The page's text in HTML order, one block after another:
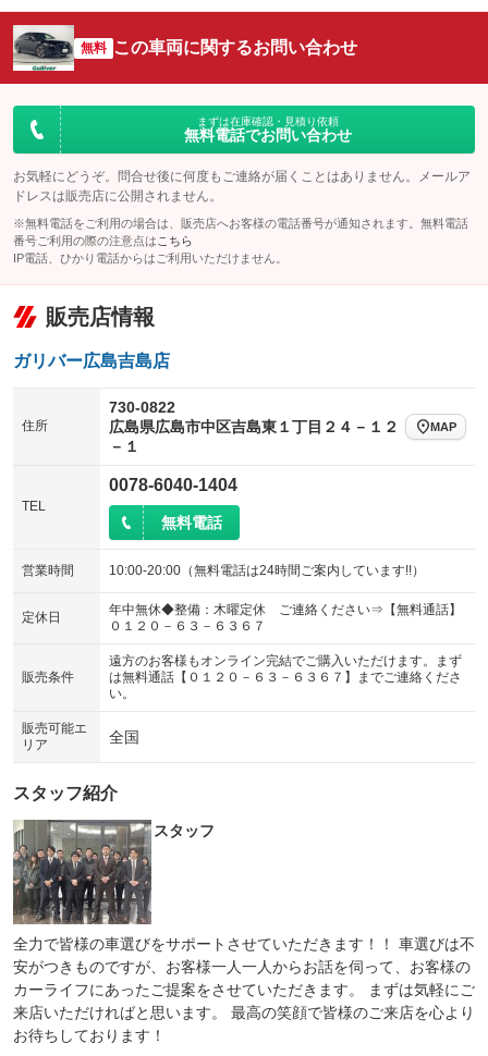
シートエアコン
：装備あり 全周囲カメラ
：装備あり
サイドカメラ
：装備あり ルーフレール
：装備なし
エアサスペンション ヘッドライトウォッシャー
無料 この車両に関するお問い合わせ
まずは在庫確認・見積り依頼
無料電話でお問い合わせ
お気軽にどうぞ。問合せ後に何度もご連絡が届くことはありません。メールア
ドレスは販売店に公開されません。
※無料電話をご利用の場合は、販売店へお客様の電話番号が通知されます。無料電話
番号ご利用の際の注意点は こちら
IP電話、ひかり電話からはご利用いただけません。
販売店情報
ガリバー広島吉島店
住所
730-0822
広島県広島市中区吉島東１丁目２４－１２
－１
MAP
TEL
0078-6040-1404
無料電話
営業時間 10:00-20:00（無料電話は24時間ご案内しています!!）
定休日
年中無休◆整備：木曜定休 ご連絡ください⇒【無料通話】
０１２０－６３－６３６７
販売条件
遠方のお客様もオンライン完結でご購入いただけます。まず
は無料通話【０１２０－６３－６３６７】までご連絡くださ
い。
販売可能エ
リア
全国
スタッフ紹介
スタッフ
全力で皆様の車選びをサポートさせていただきます！！ 車選びは不
安がつきものですが、お客様一人一人からお話を伺って、お客様の
カーライフにあったご提案をさせていただきます。 まずは気軽にご
来店いただければと思います。 最高の笑顔で皆様のご来店を心より
お待ちしております！